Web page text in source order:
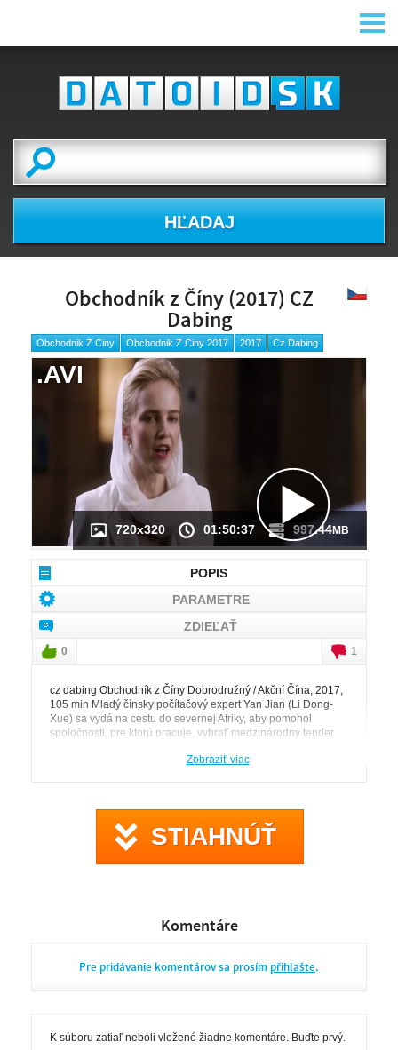
HĽADAJ
Obchodník z Číny (2017) CZ
Dabing
Obchodnik Z Ciny Obchodnik Z Ciny 2017 2017 Cz Dabing
NÁHĽAD VIDEA
NIE JE K DISPOZÍCII
720x320 01:50:37 997.44MB
.AVI
POPIS
PARAMETRE
ZDIEĽAŤ
0 1
cz dabing Obchodník z Číny Dobrodružný / Akční Čína, 2017,
105 min Mladý čínsky počítačový expert Yan Jian (Li Dong-
Xue) sa vydá na cestu do severnej Afriky, aby pomohol
spoločnosti, pre ktorú pracuje, vyhrať medzinárodný tender
severnú a južnú pologuľu. Víťaz získava právo riadiť všetky
obrovským minerálnym zdrojom Afriky. Michael si preto najal
tých najlepších pomocníkov - žoldniera Laudera (Steven
občianskej vojny a mladého Číňana čaká súboj s elitnými
Zobraziť viac
STIAHNÚŤ
Komentáre
Pre pridávanie komentárov sa prosím přihlašte.
K súboru zatiaľ neboli vložené žiadne komentáre. Buďte prvý.